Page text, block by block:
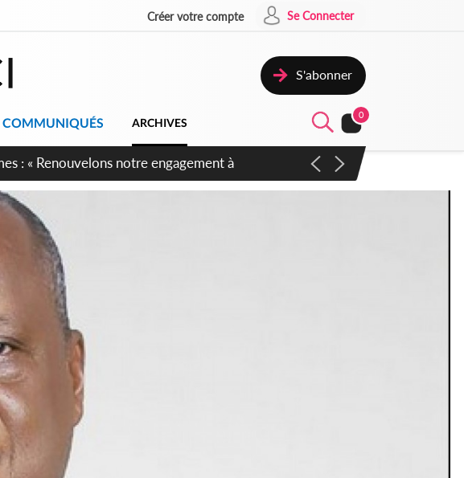
Créer votre compte Se Connecter
S'abonner
COMMUNIQUÉS ARCHIVES
0
points clés des amendements, un exclu